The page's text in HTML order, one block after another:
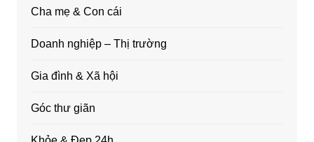
Cha mẹ & Con cái
Doanh nghiệp – Thị trường
Gia đình & Xã hội
Góc thư giãn